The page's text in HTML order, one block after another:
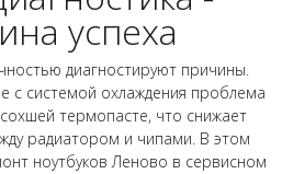
успеха
диагностируют причины.
с системой охлаждения проблема
термопасте, что снижает
радиатором и чипами. В этом
ноутбуков Леново в сервисном